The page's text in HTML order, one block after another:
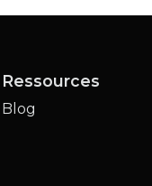
Ressources
Blog